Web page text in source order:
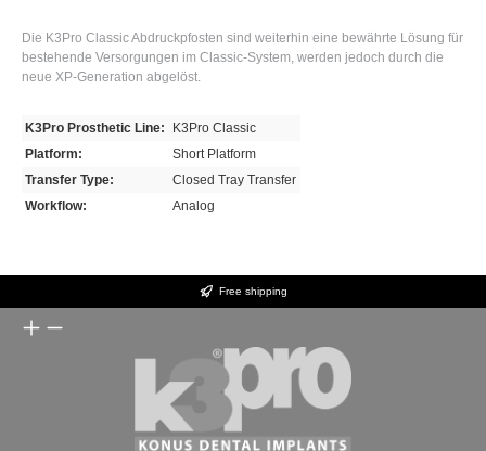
Die K3Pro Classic Abdruckpfosten sind weiterhin eine bewährte Lösung für
bestehende Versorgungen im Classic-System, werden jedoch durch die
neue XP-Generation abgelöst.
K3Pro Prosthetic Line:
K3Pro Classic
Platform:
Short Platform
Transfer Type:
Closed Tray Transfer
Workflow:
Analog
Free shipping